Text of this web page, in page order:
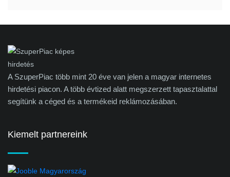
A SzuperPiac több mint 20 éve van jelen a magyar internetes
hirdetési piacon. A több évtized alatt megszerzett tapasztalattal
segítünk a céged és a termékeid reklámozásában.
Kiemelt partnereink